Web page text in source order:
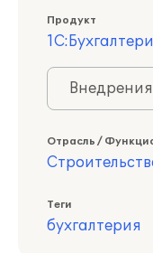
Продукт
Отрасль /
Теги
бухгалтерия